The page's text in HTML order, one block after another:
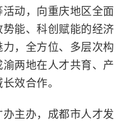
动，向重庆地区全面
能、科创赋能的经济
，全方位、多层次构
两地在人才共育、产
效合作。
主办，成都市人才发